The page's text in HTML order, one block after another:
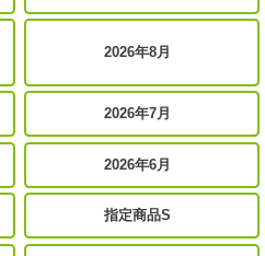
2026年8月
2026年7月
2026年6月
指定商品S